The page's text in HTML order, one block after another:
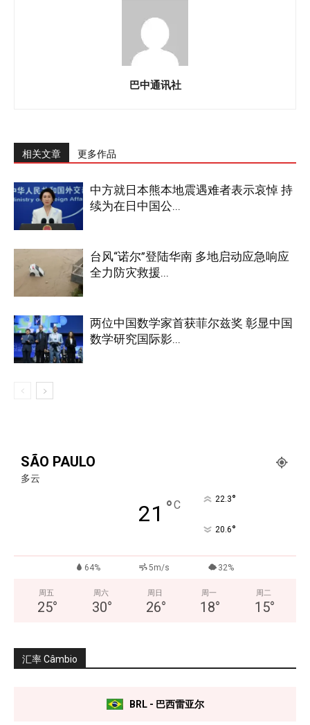
巴中通讯社
相关文章 更多作品
中方就日本熊本地震遇难者表示哀悼 持
续为在日中国公...
台风“诺尔”登陆华南 多地启动应急响应
全力防灾救援...
两位中国数学家首获菲尔兹奖 彰显中国
数学研究国际影...
SÃO PAULO
多云
21 °C 22.3°
20.6°
64% 5m/s 32%
周五
25°
周六
30°
周日
26°
周一
18°
周二
15°
汇率 Câmbio
BRL - 巴西雷亚尔